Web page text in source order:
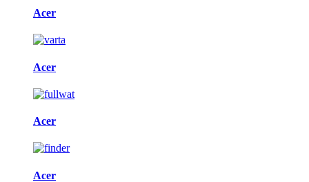
Acer
Acer
Acer
Acer